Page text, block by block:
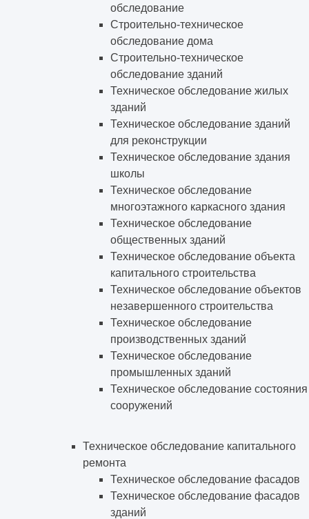
обследование
Строительно-техническое
обследование дома
Строительно-техническое
обследование зданий
Техническое обследование жилых
зданий
Техническое обследование зданий
для реконструкции
Техническое обследование здания
школы
Техническое обследование
многоэтажного каркасного здания
Техническое обследование
общественных зданий
Техническое обследование объекта
капитального строительства
Техническое обследование объектов
незавершенного строительства
Техническое обследование
производственных зданий
Техническое обследование
промышленных зданий
Техническое обследование состояния
сооружений
Техническое обследование капитального
ремонта
Техническое обследование фасадов
Техническое обследование фасадов
зданий